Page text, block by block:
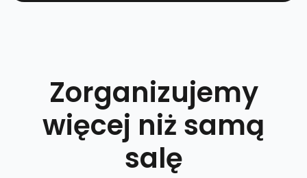
Zorganizujemy
więcej niż samą
salę